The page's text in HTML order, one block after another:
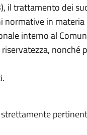
il trattamento dei
in
interno al